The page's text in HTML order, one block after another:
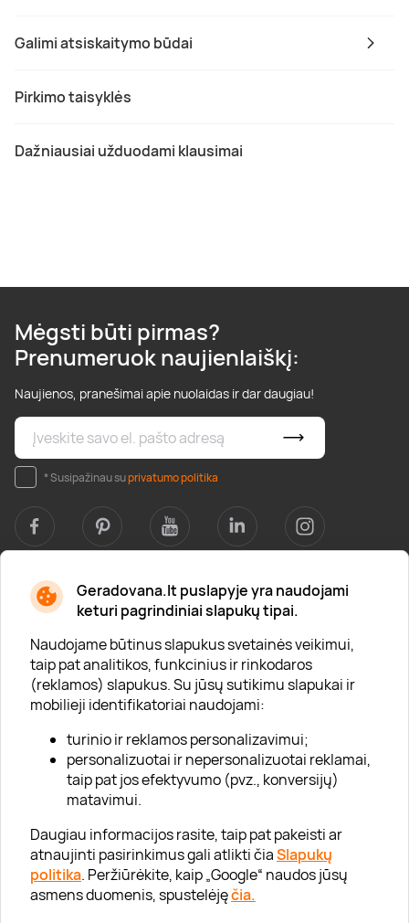
Geradovana.lt puslapyje yra naudojami
keturi pagrindiniai slapukų tipai.
Naudojame būtinus slapukus svetainės veikimui,
taip pat analitikos, funkcinius ir rinkodaros
(reklamos) slapukus. Su jūsų sutikimu slapukai ir
mobilieji identifikatoriai naudojami:
turinio ir reklamos personalizavimui;
personalizuotai ir nepersonalizuotai reklamai,
taip pat jos efektyvumo (pvz., konversijų)
matavimui.
Daugiau informacijos rasite, taip pat pakeisti ar
atnaujinti pasirinkimus gali atlikti čiaSlapukų
politika. Peržiūrėkite, kaip „Google“ naudos jūsų
asmens duomenis, spustelėjęčia.
Galimi atsiskaitymo būdai
Pirkimo taisyklės
Dažniausiai užduodami klausimai
Mėgsti būti pirmas?
Prenumeruok naujienlaiškį:
Naujienos, pranešimai apie nuolaidas ir dar daugiau!
* Susipažinau suprivatumo politika
Apie mus
Apie „Gera Dovana“
Lojalumo klubas
Karjera
Visi partneriai
Kontaktai
Tinklaraštis
Informacija